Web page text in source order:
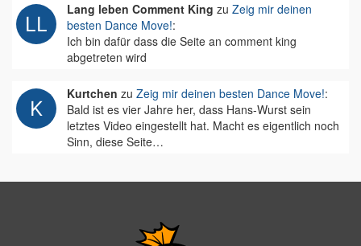
Lang leben Comment King zu Zeig mir deinen
besten Dance Move!:
Ich bin dafür dass die Seite an comment king
abgetreten wird
Kurtchen zu Zeig mir deinen besten Dance Move!:
Bald ist es vier Jahre her, dass Hans-Wurst sein
letztes Video eingestellt hat. Macht es eigentlich noch
Sinn, diese Seite…